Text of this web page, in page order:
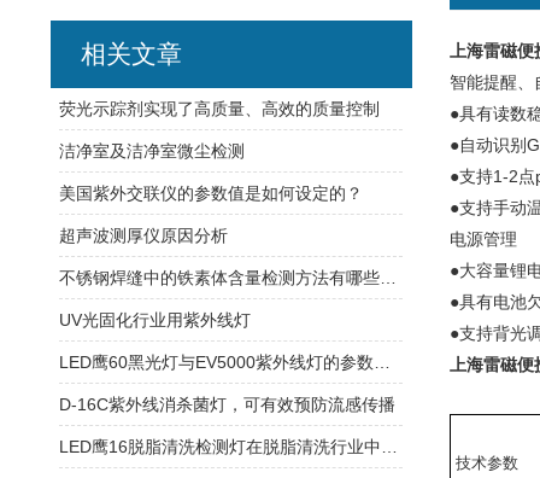
上海雷磁
智能提醒、
●具有读数
●自动识别
●支持1-2点
●支持手动
电源管理
●大容量锂
●具有电池
●支持背光
上海雷磁
技术参数
相关文章
荧光示踪剂实现了高质量、高效的质量控制
洁净室及洁净室微尘检测
美国紫外交联仪的参数值是如何设定的？
超声波测厚仪原因分析
UV光固化行业用紫外线灯
D-16C紫外线消杀菌灯，可有效预防流感传播